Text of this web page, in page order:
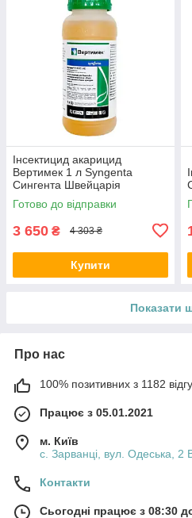
Інсектицид акарицид
Вертимек 1 л Syngenta
Сингента Швейцарія
Готово до відправки
3 650 ₴ 4 303 ₴
Купити
Показати
Про нас
100% позитивних з 1182
Працює з 05.01.2021
м. Київ
с. Зарванці, вул. Одеська, 2
Контакти
Сьогодні працює з 08:30